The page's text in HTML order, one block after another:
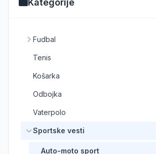
Fudbal
Tenis
Košarka
Odbojka
Vaterpolo
Sportske vesti
Auto-moto sport